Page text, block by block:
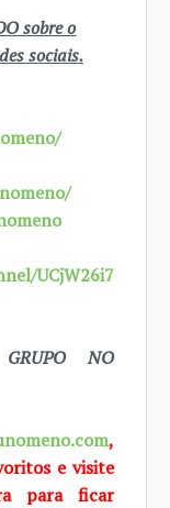
sobre o
sociais.
UCjW26i7
NO
,
e visite
para ficar